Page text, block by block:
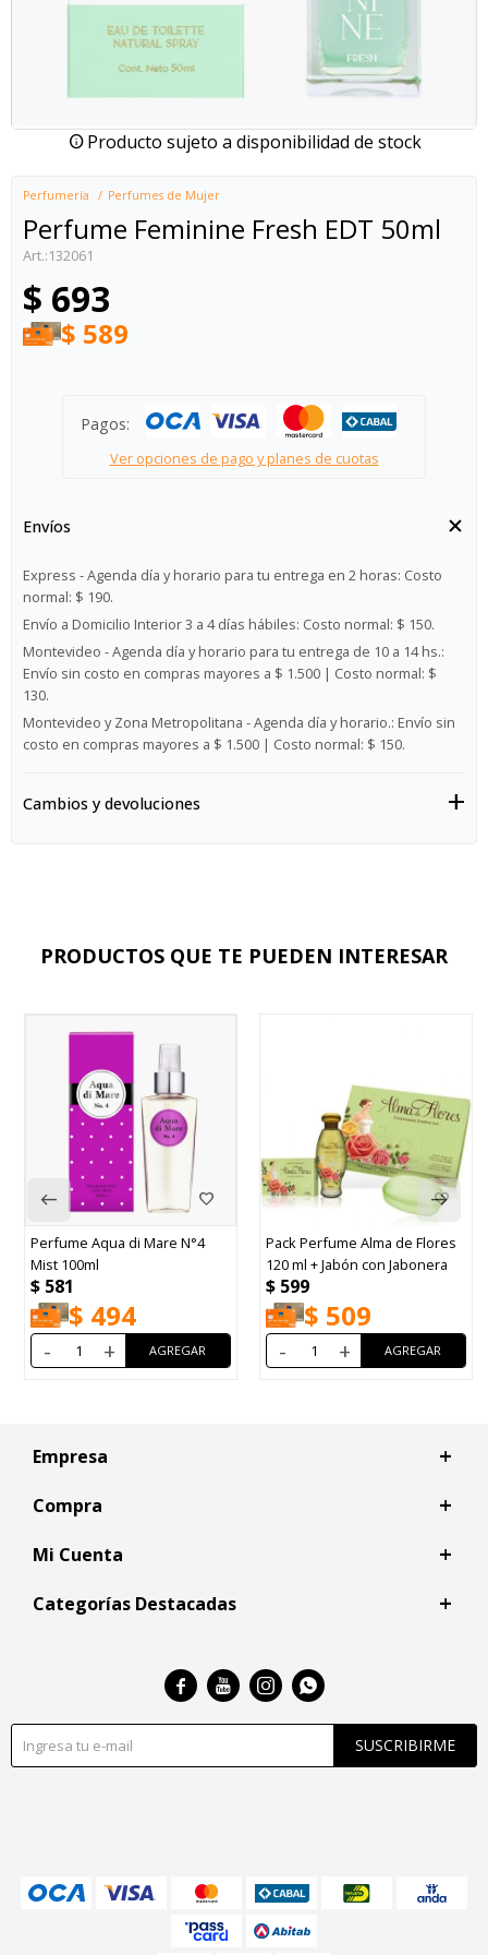
Producto sujeto a disponibilidad de stock
Perfumería Perfumes de Mujer
Perfume Feminine Fresh EDT 50ml
132061
$ 693
$ 589
Pagos:
Ver opciones de pago y planes de cuotas
Envíos
Express - Agenda día y horario para tu entrega en 2 horas: Costo
normal: $ 190.
Envío a Domicilio Interior 3 a 4 días hábiles: Costo normal: $ 150.
Montevideo - Agenda día y horario para tu entrega de 10 a 14 hs.:
Envío sin costo en compras mayores a $ 1.500 | Costo normal: $
130.
Montevideo y Zona Metropolitana - Agenda día y horario.: Envío sin
costo en compras mayores a $ 1.500 | Costo normal: $ 150.
Cambios y devoluciones
PRODUCTOS QUE TE PUEDEN INTERESAR
Perfume Aqua di Mare N°4
Mist 100ml
$ 581
$ 494
- +
Pack Perfume Alma de Flores
120 ml + Jabón con Jabonera
$ 599
$ 509
- +
Empresa
Compra
Mi Cuenta
Categorías Destacadas
SUSCRIBIRME
   